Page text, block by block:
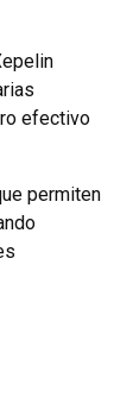
efectivo
permiten